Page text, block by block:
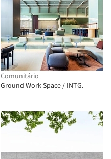
Comunitário
Ground Work Space / INTG.